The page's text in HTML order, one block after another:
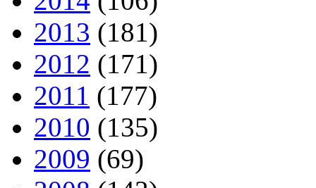
2013 (181)
2012 (171)
2011 (177)
2010 (135)
2009 (69)